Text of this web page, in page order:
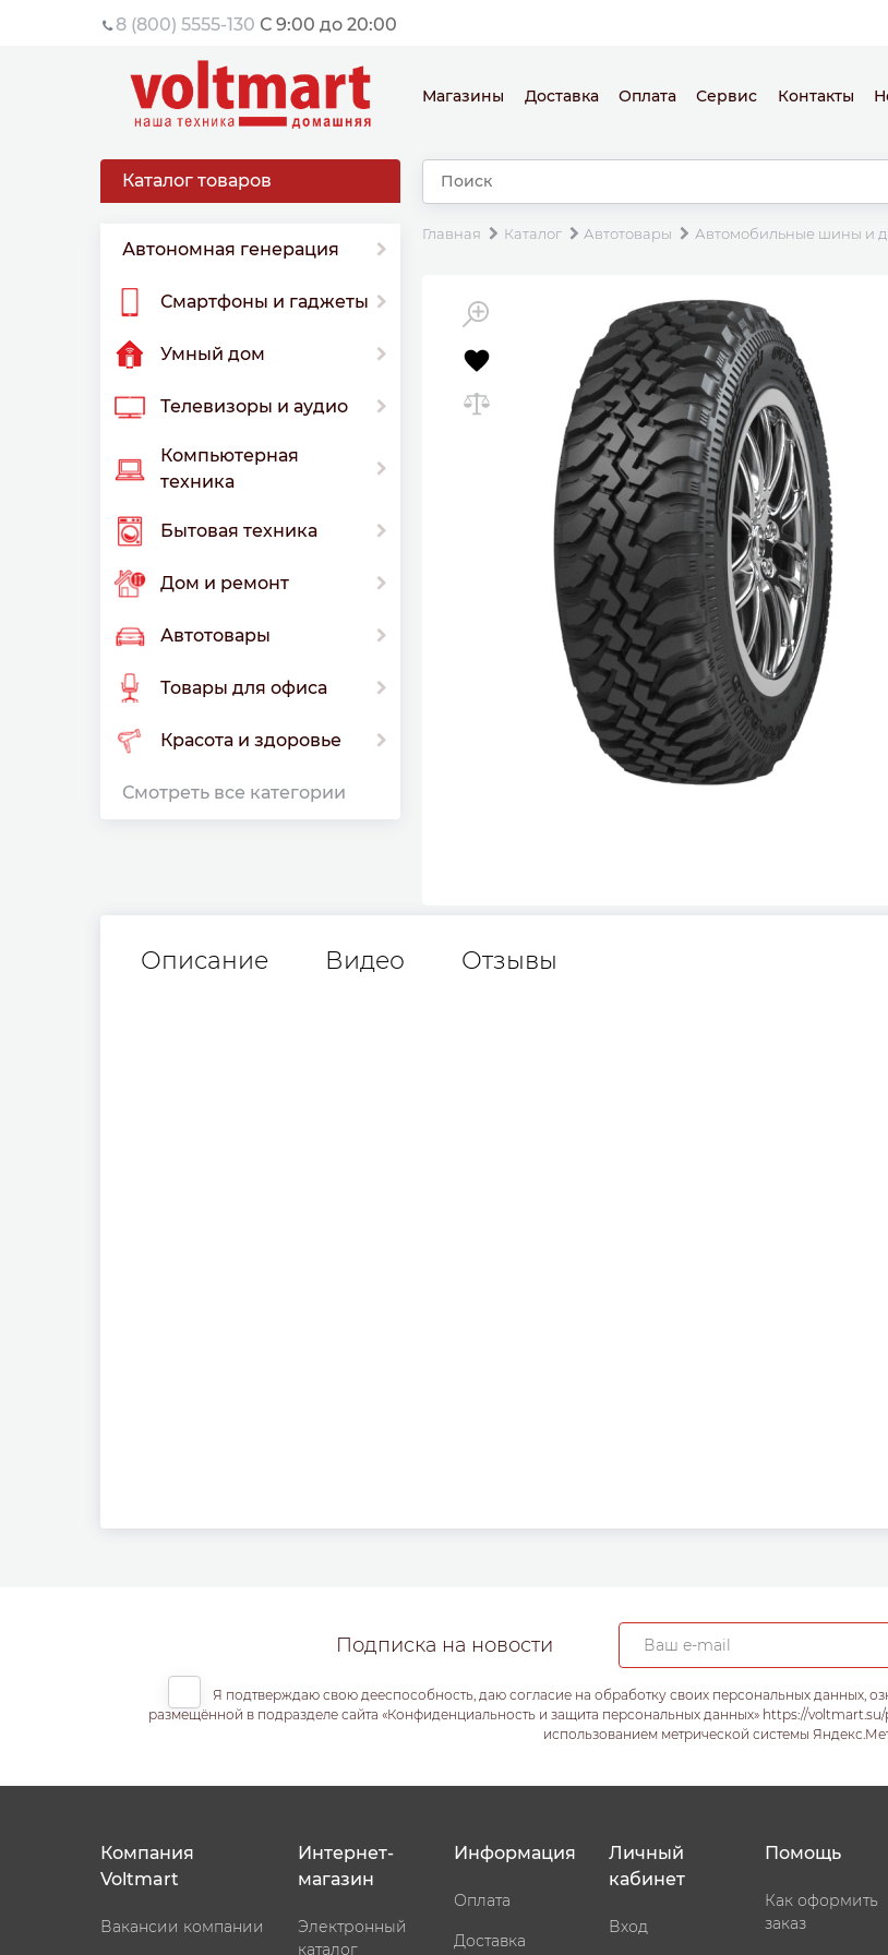
8 (800) 5555-130 С 9:00 до 20:00
Магазины Доставка Оплата Сервис Контакты
Каталог товаров
Автономная генерация
Смартфоны и гаджеты
Умный дом
Телевизоры и аудио
Компьютерная
техника
Бытовая техника
Дом и ремонт
Автотовары
Товары для офиса
Красота и здоровье
Смотреть все категории
Главная Каталог Автотовары Автомобильные шины и
Описание Видео Отзывы
Подписка на новости
Я подтверждаю свою дееспособность, даю согласие на обработку своих персональных данных,
размещённой в подразделе сайта «Конфиденциальность и защита персональных данных» https://
использованием метрической системы
Компания
Voltmart
Вакансии компании
Интернет-
магазин
Электронный
каталог
Информация
Оплата
Доставка
Личный
кабинет
Вход
Помощь
Как оформить
заказ